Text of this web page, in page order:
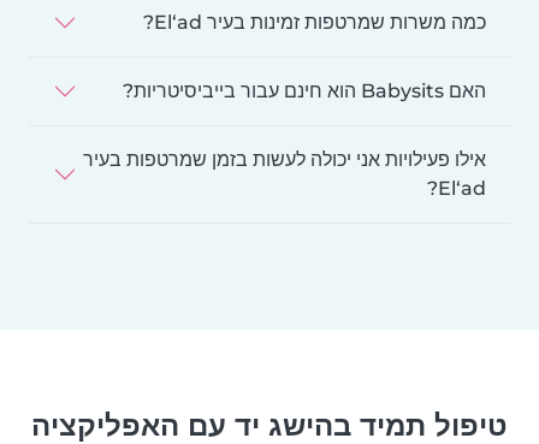
כמה משרות שמרטפות זמינות בעיר El‘ad?
האם Babysits הוא חינם עבור בייביסיטריות?
אילו פעילויות אני יכולה לעשות בזמן שמרטפות בעיר
El‘ad?
טיפול תמיד בהישג יד עם האפליקציה